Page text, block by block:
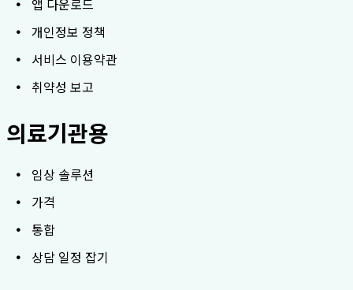
앱 다운로드
개인정보 정책
서비스 이용약관
취약성 보고
의료기관용
임상 솔루션
가격
통합
상담 일정 잡기